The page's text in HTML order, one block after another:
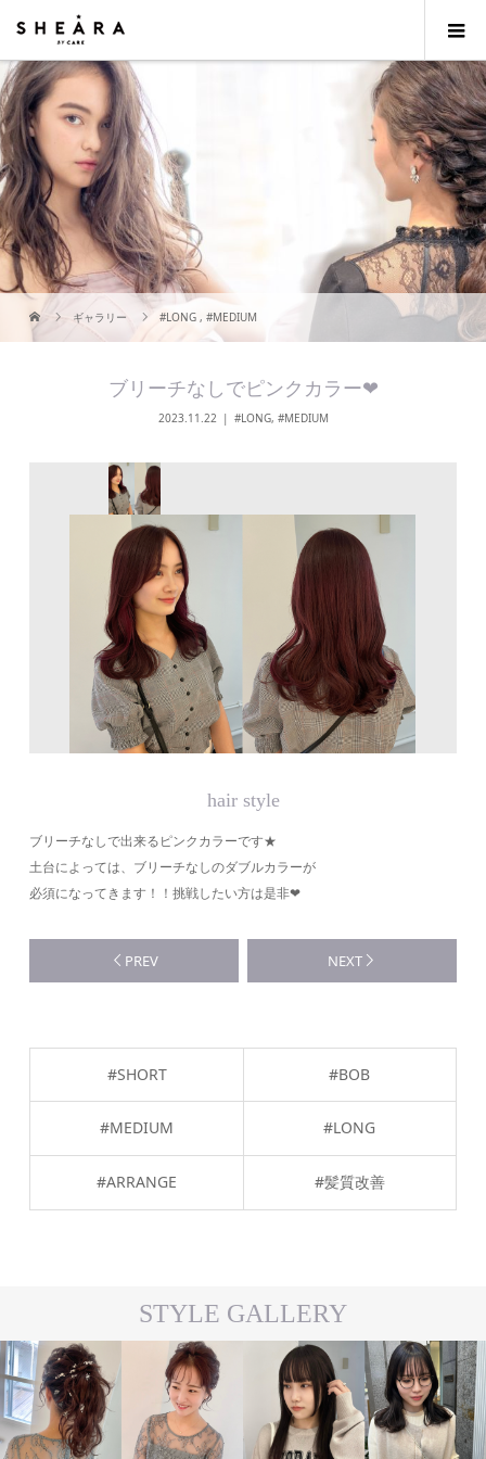
ギャラリー #LONG ,#MEDIUM
ブリーチなしでピンクカラー❤︎
2023.11.22 #LONG, #MEDIUM
hair style
ブリーチなしで出来るピンクカラーです★
土台によっては、ブリーチなしのダブルカラーが
必須になってきます！！挑戦したい方は是非❤︎
PREV NEXT
#SHORT #BOB
#MEDIUM #LONG
#ARRANGE #髪質改善
STYLE GALLERY